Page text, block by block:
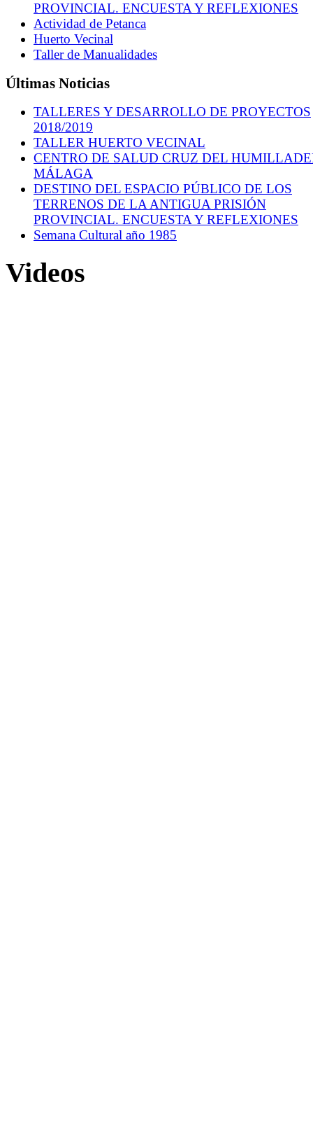
PROVINCIAL. ENCUESTA Y REFLEXIONES
Actividad de Petanca
Huerto Vecinal
Taller de Manualidades
Últimas Noticias
TALLERES Y DESARROLLO DE PROYECTOS
2018/2019
TALLER HUERTO VECINAL
CENTRO DE SALUD CRUZ DEL
MÁLAGA
DESTINO DEL ESPACIO PÚBLICO DE LOS
TERRENOS DE LA ANTIGUA PRISIÓN
PROVINCIAL. ENCUESTA Y REFLEXIONES
Semana Cultural año 1985
Videos